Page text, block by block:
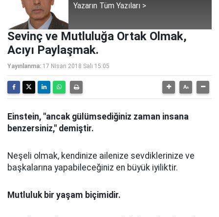
Yazarın Tüm Yazıları >
Sevinç ve Mutluluğa Ortak Olmak,
Acıyı Paylaşmak.
Yayınlanma: 17 Nisan 2018 Salı 15:05
Einstein, "ancak gülümsediğiniz zaman insana
benzersiniz," demiştir.
Neşeli olmak, kendinize ailenize sevdiklerinize ve
başkalarına yapabileceğiniz en büyük iyiliktir.
Mutluluk bir yaşam biçimidir.